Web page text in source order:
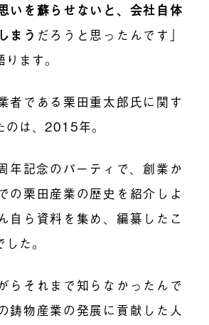
いを蘇らせないと、会社自体
まう だろうと思ったんです」
ます。
者である栗田重太郎氏に関す
のは、2015年。
年記念のパーティで、創業か
の栗田産業の歴史を紹介しよ
自ら資料を集め、編纂したこ
た。
らそれまで知らなかったんで
鋳物産業の発展に貢献した人